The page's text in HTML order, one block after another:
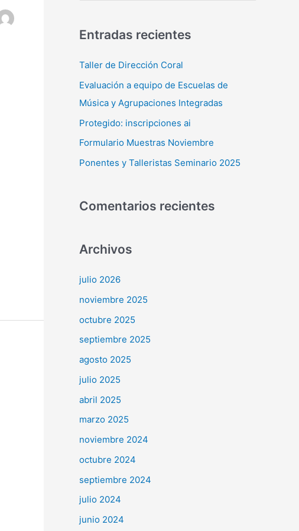
c
a
r
:
Entradas recientes
Taller de Dirección Coral
Evaluación a equipo de Escuelas de
Música y Agrupaciones Integradas
Protegido: inscripciones ai
Formulario Muestras Noviembre
Ponentes y Talleristas Seminario 2025
Comentarios recientes
Archivos
julio 2026
noviembre 2025
octubre 2025
septiembre 2025
agosto 2025
julio 2025
abril 2025
marzo 2025
noviembre 2024
octubre 2024
septiembre 2024
julio 2024
junio 2024